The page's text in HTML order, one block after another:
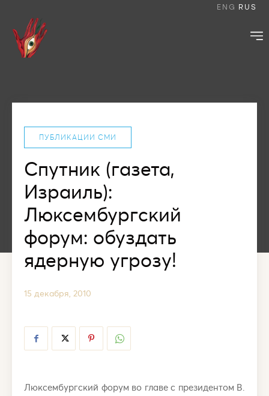
ENG RUS
ПУБЛИКАЦИИ СМИ
Спутник (газета,
Израиль):
Люксембургский
форум: обуздать
ядерную угрозу!
15 декабря, 2010
Люксембургский форум во главе с президентом В.